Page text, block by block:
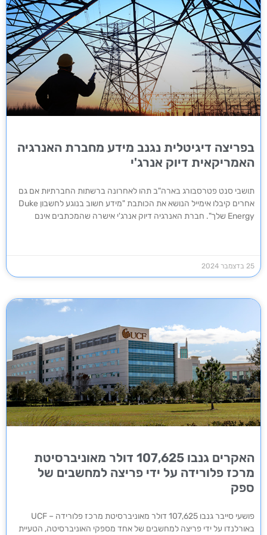
בפריצה דיגיטלית נגנב מידע מחברת האנרגיה
האמריקאית דיוק אנרג'י
תושבי סנט פטרסבורג בארה"ב תהו לאחרונה ברשתות החברתיות אם גם
אחרים קיבלו אימייל הנושא את הכותבת "מידע חשוב בנוגע לחשבון Duke
Energy שלך". חברת האנרגיה דיוק אנרג'י אישרה שהמכתבים אינם
25 בדצמבר 2024
האקרים גנבו 107,625 דולר מאוניברסיטת
מרכז פלורידה על ידי פריצה למחשבים של
ספק
פושעי סייבר גנבו 107,625 דולר מאוניברסיטת מרכז פלורידה – UCF
באורלנדו על ידי פריצה למחשבים של אחד מספקי האוניברסיטה, הטעיית